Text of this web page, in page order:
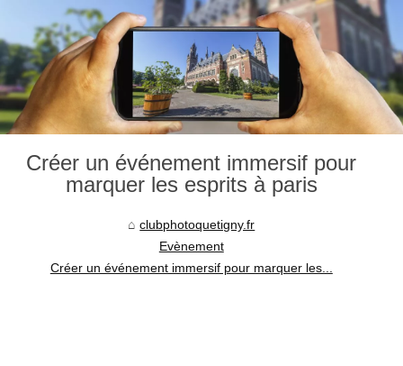
Créer un événement immersif pour
marquer les esprits à paris
clubphotoquetigny.fr
Evènement
Créer un événement immersif pour marquer les...